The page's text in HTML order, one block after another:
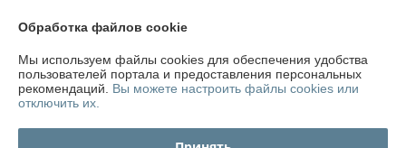
Ссылка на свидетельство/лицензию
Ссылка на свидетельство/лицензию
Ссылка на свидетельство/лицензию
Обработка файлов cookie
Мы используем файлы cookies для обеспечения удобства
пользователей портала и предоставления персональных
рекомендаций. Вы можете настроить файлы cookies или
отключить их.